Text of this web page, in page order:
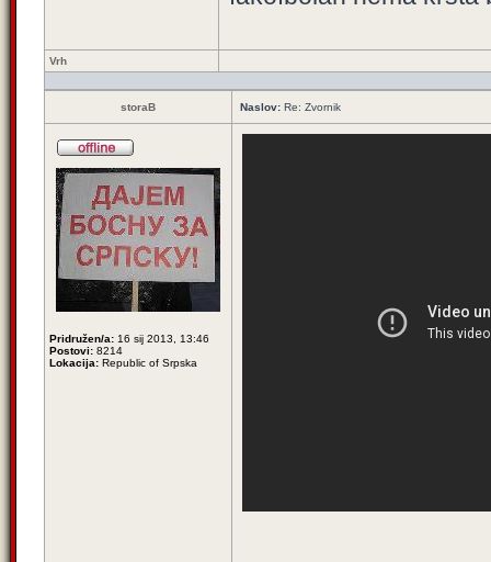
Vrh
storaB Naslov: Re: Zvornik
Pridružen/a: 16 sij 2013, 13:46
Postovi: 8214
Lokacija: Republic of Srpska